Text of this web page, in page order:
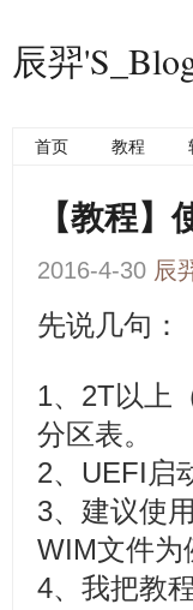
辰羿
首页 教程
【教程
2016-4-30 辰
先说几句：
1、2T以上
分区表。
2、UEFI启
3、建议使
WIM文件为
4、我把教